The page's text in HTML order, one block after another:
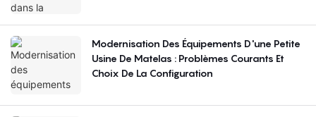
Modernisation Des Équipements D'une Petite
Usine De Matelas : Problèmes Courants Et
Choix De La Configuration